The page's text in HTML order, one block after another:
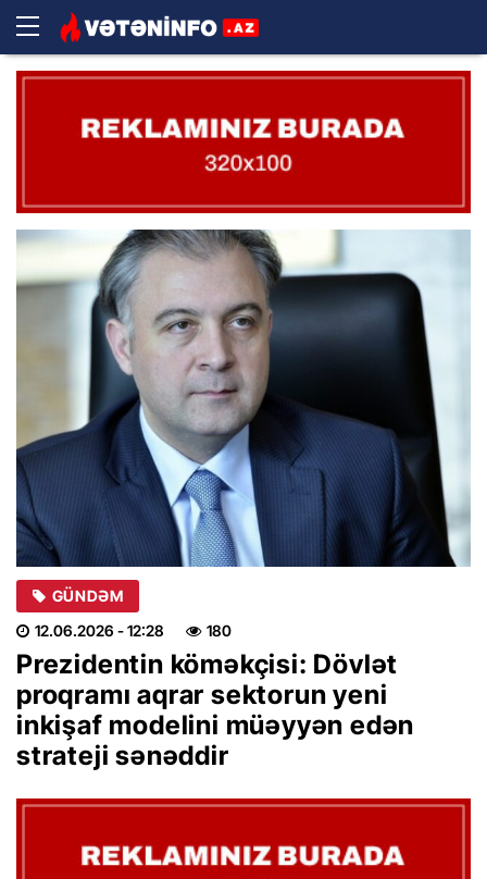
GÜNDƏM
12.06.2026 - 12:28 180
Prezidentin köməkçisi: Dövlət
proqramı aqrar sektorun yeni
inkişaf modelini müəyyən edən
strateji sənəddir